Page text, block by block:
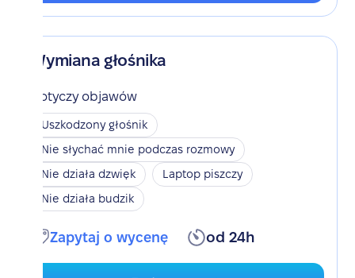
Wymiana głośnika
Dotyczy objawów
Uszkodzony głośnik
Nie słychać mnie podczas rozmowy
Nie działa dzwięk
Laptop piszczy
Nie działa budzik
Zapytaj o wycenę od 24h